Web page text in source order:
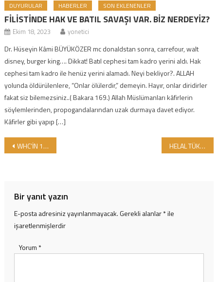
DUYURULAR HABERLER SON EKLENENLER
FİLİSTİNDE HAK VE BATIL SAVAŞI VAR. BİZ NERDEYİZ?
Ekim 18, 2023 yonetici
Dr. Hüseyin Kâmi BÜYÜKÖZER mc donaldstan sonra, carrefour, walt
disney, burger king…. Dikkat! Batıl cephesi tam kadro yerini aldı. Hak
cephesi tam kadro ile henüz yerini alamadı. Neyi bekliyor?. ALLAH
yolunda öldürülenlere, “Onlar ölülerdir,” demeyin. Hayır, onlar diridirler
fakat siz bilemezsiniz..( Bakara 169.) Allah Müslümanları kâfirlerin
söylemlerinden, propogandalarından uzak durmaya davet ediyor.
Kâfirler gibi yapıp […]
Yazı gezinmesi
WHC’İN 11.GENEL KURULU 27-28 EYLÜL 2013 DE KONFERNS VE FUARLA BİRLİKTE TÜRKİYEDE YAPILACAK… HELAL TÜKETİMİ BİLEN BİR NESİL İÇİN ‘’’HELAL VE SAĞLIKLI MUTFAK ÇOCUK ATÖLYESİ ‘’ ÇALIŞMALARI…
Bir yanıt yazın
E-posta adresiniz yayınlanmayacak.Gerekli alanlar*ile
işaretlenmişlerdir
Yorum *